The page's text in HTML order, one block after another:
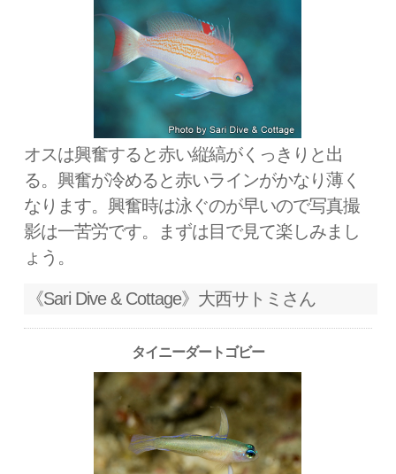
オスは興奮すると赤い縦縞がくっきりと出
る。興奮が冷めると赤いラインがかなり薄く
なります。興奮時は泳ぐのが早いので写真撮
影は一苦労です。まずは目で見て楽しみまし
ょう。
《Sari Dive & Cottage》大西サトミさん
タイニーダートゴビー